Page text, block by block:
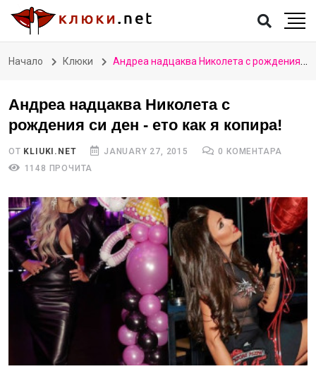
Начало Клюки Андреа надцаква Николета с рождения си ден - ето как я копира!
Андреа надцаква Николета с
рождения си ден - ето как я копира!
ОТ KLIUKI.NET JANUARY 27, 2015
0 КОМЕНТАРА
1148 ПРОЧИТА